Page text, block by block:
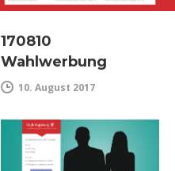
170810
Wahlwerbung
10. August 2017